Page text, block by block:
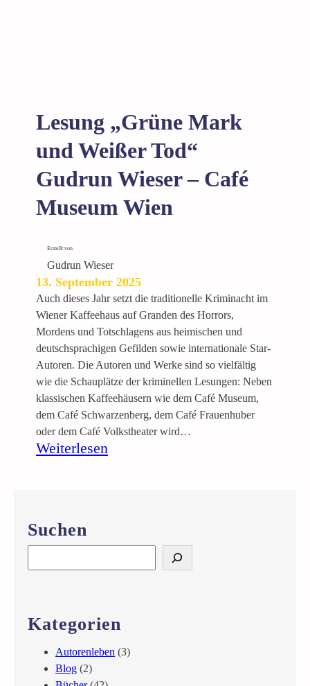
Lesung „Grüne Mark
und Weißer Tod“
Gudrun Wieser – Café
Museum Wien
Erstellt von
Gudrun Wieser
13. September 2025
Auch dieses Jahr setzt die traditionelle Kriminacht im
Wiener Kaffeehaus auf Granden des Horrors,
Mordens und Totschlagens aus heimischen und
deutschsprachigen Gefilden sowie internationale Star-
Autoren. Die Autoren und Werke sind so vielfältig
wie die Schauplätze der kriminellen Lesungen: Neben
klassischen Kaffeehäusern wie dem Café Museum,
dem Café Schwarzenberg, dem Café Frauenhuber
oder dem Café Volkstheater wird…
Weiterlesen
g
n
e
M
a
Suchen
e
c
Kategorien
Autorenleben (3)
Blog (2)